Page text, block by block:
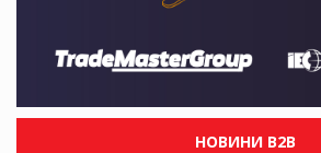
НОВИНИ B2B